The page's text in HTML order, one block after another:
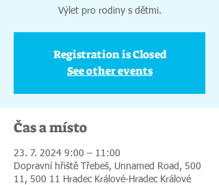
Výlet pro rodiny s dětmi.
Registration is Closed
See other events
Čas a místo
23. 7. 2024 9:00 – 11:00
Dopravní hřiště Třebeš, Unnamed Road, 500
11, 500 11 Hradec Králové-Hradec Králové